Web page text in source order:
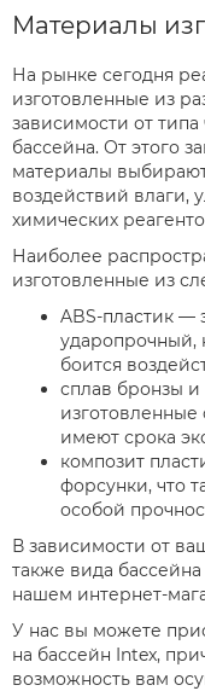
Материалы
На рынке сегодня
изготовленные из
зависимости от
бассейна. От этого
материалы
воздействий влаги,
химических
Наиболее
изготовленные из
ABS-пластик —
ударопрочный,
боится
сплав бронзы
изготовленные
имеют срока
композит
форсунки, что
особой
В зависимости от
также вида
нашем интернет-
У нас вы можете
на бассейн Intex,
возможность вам